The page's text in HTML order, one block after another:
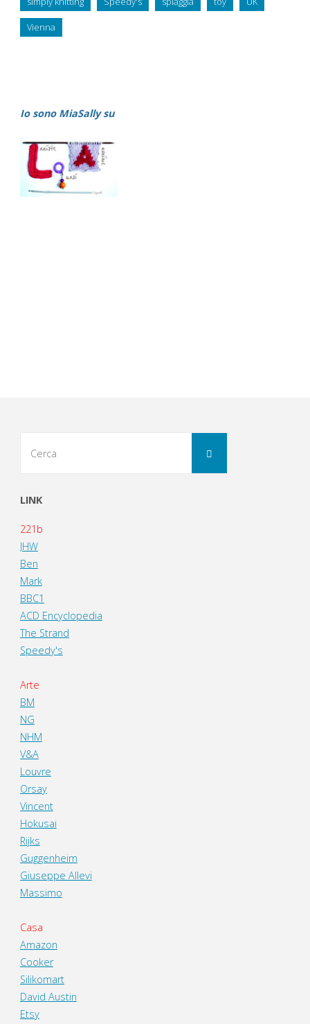
Vienna
Io sono MiaSally su
Cerca
LINK
221b
JHW
Ben
Mark
BBC1
ACD Encyclopedia
The Strand
Speedy's
Arte
BM
NG
NHM
V&A
Louvre
Orsay
Vincent
Hokusai
Rijks
Guggenheim
Giuseppe Allevi
Massimo
Casa
Amazon
Cooker
Silikomart
David Austin
Etsy